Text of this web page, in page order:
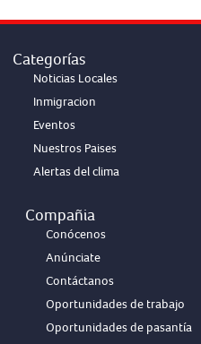
Categorías
Noticias Locales
Inmigracion
Eventos
Nuestros Paises
Alertas del clima
Compañia
Conócenos
Anúnciate
Contáctanos
Oportunidades de trabajo
Oportunidades de pasantía